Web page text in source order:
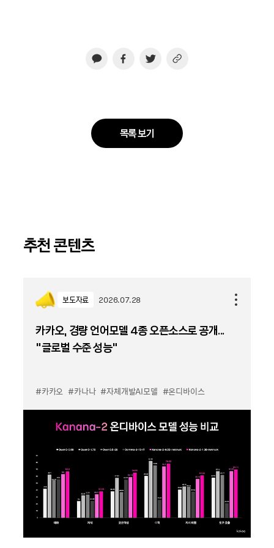
목록 보기
추천 콘텐츠
보도자료 2026.07.28
카카오, 경량 언어모델 4종 오픈소스로 공개...
“글로벌 수준 성능”
#카카오 #카나나 #자체개발AI모델 #온디바이스